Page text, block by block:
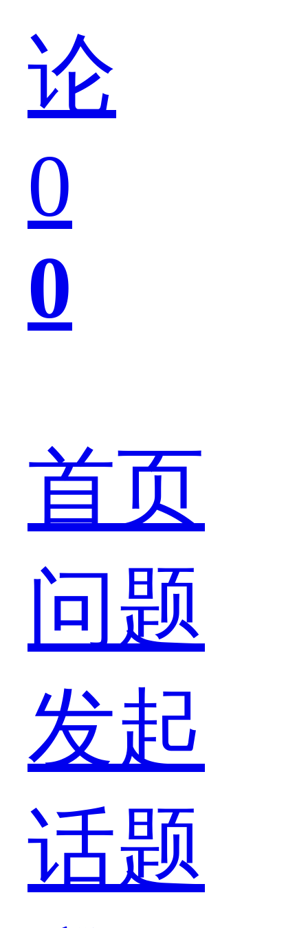
的
时
候
总
是
会
经
论
0
0
首页
问题
发起
话题